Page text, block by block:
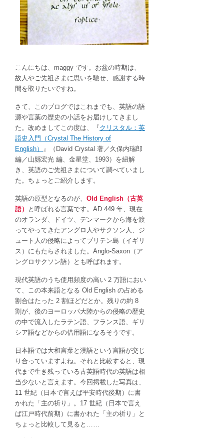
英
語
先
ま
「古
英
の
表
現
こんにちは、maggy です。お盆の時期は、
故人やご先祖さまに思いを馳せ、感謝する時
間を取りたいですね。
さて、このブログではこれまでも、英語の語
源や言葉の歴史の小話をお届けしてきまし
た。改めましてこの度は、『クリスタル：英
語史入門（Crystal The History of
English）
』（David Crystal 著／久保内瑞郎
編／山縣宏光 編、金星堂、1993）を紐解
き、英語のご先祖さまについて調べていまし
た。ちょっとご紹介します。
英語の原型となるのが、 Old English（古英
語）
と呼ばれる言葉です。AD 449 年、現在
のオランダ、ドイツ、デンマークから海を渡
ってやってきたアングロ人やサクソン人、ジ
ュート人の侵略によってブリテン島（イギリ
ス）にもたらされました。Anglo-Saxon（ア
ングロサクソン語）とも呼ばれます。
現代英語のうち使用頻度の高い 2 万語におい
て、この本来語となる Old English の占める
割合はたった 2 割ほどだとか。残りの約 8
割が、後のヨーロッパ大陸からの侵略の歴史
の中で流入したラテン語、 フランス語、 ギリ
シア語などからの借用語になるそうです。
日本語では大和言葉と漢語という言語が交じ
り合っていますよね。それと比較すると、現
代まで生き残っている古英語時代の英語は相
当少ないと言えます。今回掲載した写真は、
11 世紀（日本で言えば平安時代後期）に書
かれた「主の祈り」。17 世紀（日本で言え
ば江戸時代前期）に書かれた「主の祈り」と
ちょっと比較して見ると……